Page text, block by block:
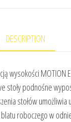
DESCRIPTION
wysokości MOTION
stoły podnośne
stołów umożliwia
roboczego w